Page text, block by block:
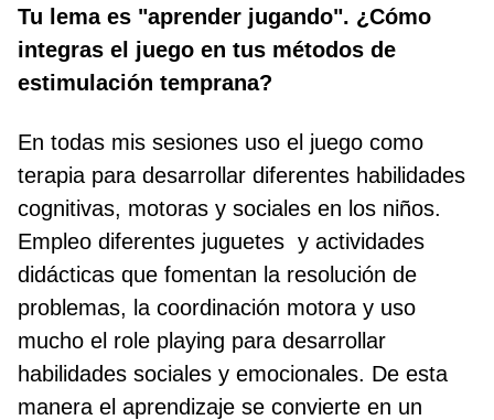
Tu lema es "aprender jugando". ¿Cómo
integras el juego en tus métodos de
estimulación temprana?
En todas mis sesiones uso el juego como
terapia para desarrollar diferentes habilidades
cognitivas, motoras y sociales en los niños.
Empleo diferentes juguetes y actividades
didácticas que fomentan la resolución de
problemas, la coordinación motora y uso
mucho el role playing para desarrollar
habilidades sociales y emocionales. De esta
manera el aprendizaje se convierte en un